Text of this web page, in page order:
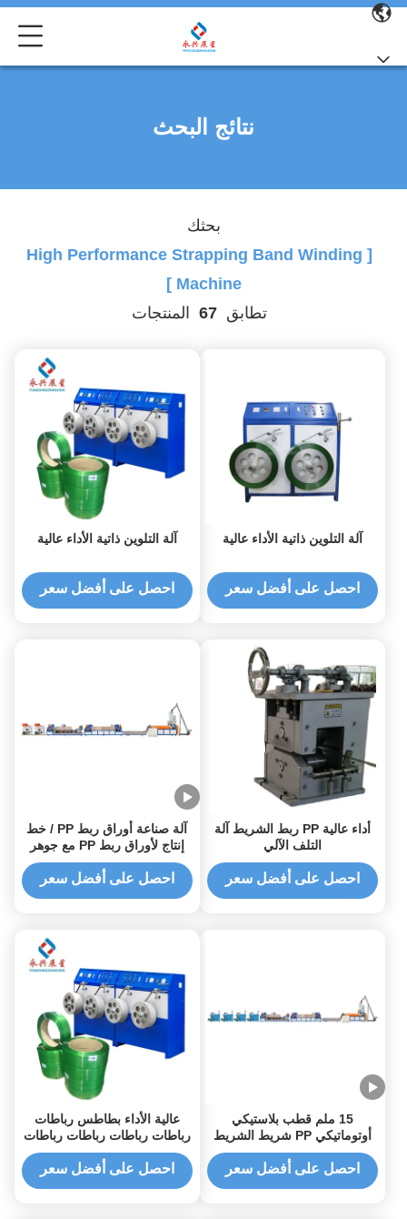
نتائج البحث
بحثك
[ High Performance Strapping Band Winding
Machine ]
تطابق67 المنتجات
آلة التلوين ذاتية الأداء عالية
احصل على أفضل سعر
آلة التلوين ذاتية الأداء عالية
احصل على أفضل سعر
أداء عالية PP ربط الشريط آلة
التلف الآلي
احصل على أفضل سعر
آلة صناعة أوراق ربط PP / خط
إنتاج لأوراق ربط PP مع جوهر
مغلف
احصل على أفضل سعر
15 ملم قطب بلاستيكي
أوتوماتيكي PP شريط الشريط
طحن خط
احصل على أفضل سعر
عالية الأداء بطاطس رباطات
رباطات رباطات رباطات رباطات
رباطات رباطات رباطات رباطات
رباطات
احصل على أفضل سعر